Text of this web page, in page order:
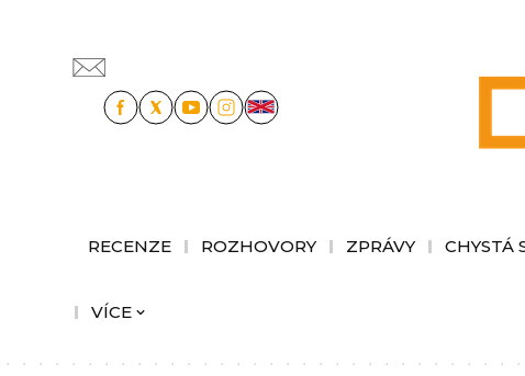
RECENZE ROZHOVORY ZPRÁVY CHYSTÁ
VÍCE